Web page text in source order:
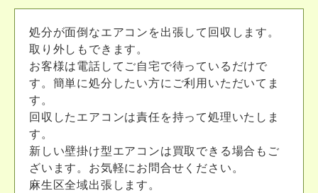
処分が面倒なエアコンを出張して回収します。
取り外しもできます。
お客様は電話してご自宅で待っているだけで
す。簡単に処分したい方にご利用いただいてま
す。
回収したエアコンは責任を持って処理いたしま
す。
新しい壁掛け型エアコンは買取できる場合もご
ざいます。お気軽にお問合せください。
麻生区全域出張します。